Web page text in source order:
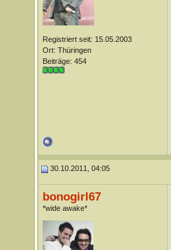
Registriert seit: 15.05.2003
Ort: Thüringen
Beiträge: 454
30.10.2011, 04:05
bonogirl67
*wide awake*